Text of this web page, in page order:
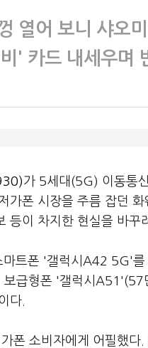
열어 보니 샤오미
' 카드 내세우며
가 5세대(5G) 이동통
가폰 시장을 주름 잡던
등이 차지한 현실을 바꾸
마트폰 '갤럭시A42 5G'
보급형폰 '갤럭시
다.
폰 소비자에게 어필했